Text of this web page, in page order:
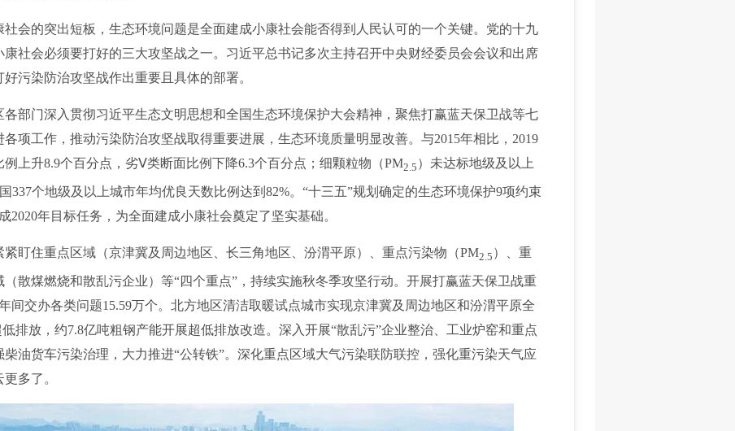
的突出短板，生态环境问题是全面建成小康社会能否得到人民认可的一个关键。党的十九
社会必须要打好的三大攻坚战之一。习近平总书记多次主持召开中央财经委员会会议和出席
污染防治攻坚战作出重要且具体的部署。
门深入贯彻习近平生态文明思想和全国生态环境保护大会精神，聚焦打赢蓝天保卫战等七
项工作，推动污染防治攻坚战取得重要进展，生态环境质量明显改善。与2015年相比，2019
上升8.9个百分点，劣Ⅴ类断面比例下降6.3个百分点；细颗粒物（PM2.5 ）未达标地级及以上
337个地级及以上城市年均优良天数比例达到82%。“十三五”规划确定的生态环境保护9项约束
2020年目标任务，为全面建成小康社会奠定了坚实基础。
紧盯住重点区域（京津冀及周边地区、长三角地区、汾渭平原）、重点污染物（PM2.5 ）、重
散煤燃烧和散乱污企业）等“四个重点”，持续实施秋冬季攻坚行动。开展打赢蓝天保卫战重
间交办各类问题15.59万个。北方地区清洁取暖试点城市实现京津冀及周边地区和汾渭平原全
排放，约7.8亿吨粗钢产能开展超低排放改造。深入开展“散乱污”企业整治、工业炉窑和重点
油货车污染治理，大力推进“公转铁”。深化重点区域大气污染联防联控，强化重污染天气应
多了。